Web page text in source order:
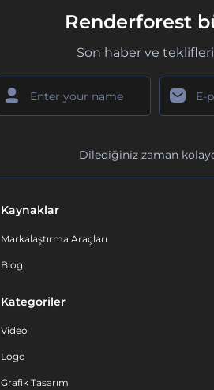
Renderforest
Son haber ve
Dilediğiniz zaman
Kaynaklar
Markalaştırma Araçları
Blog
Kategoriler
Video
Logo
Grafik Tasarım